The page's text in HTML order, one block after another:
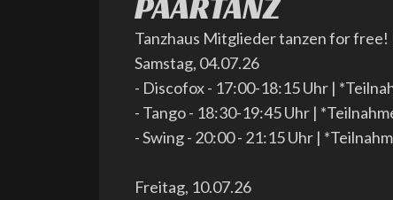
PAARTANZ
Tanzhaus Mitglieder tanzen for free!
Samstag, 04.07.26
- Discofox - 17:00-18:15 Uhr |
- Tango - 18:30-19:45 Uhr |
- Swing - 20:00 - 21:15 Uhr |
Freitag, 10.07.26